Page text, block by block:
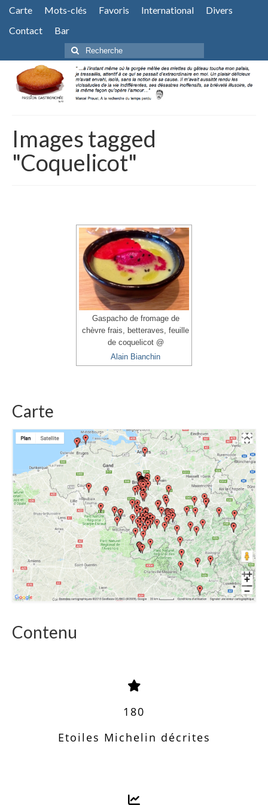
Carte Mots-clés Favoris International
Divers
Contact
Bar
Rechercher
:
Images tagged
"Coquelicot"
Gaspacho de fromage de
chèvre frais, betteraves, feuille
de coquelicot @
Alain Bianchin
Carte
Contenu
180
Etoiles Michelin décrites